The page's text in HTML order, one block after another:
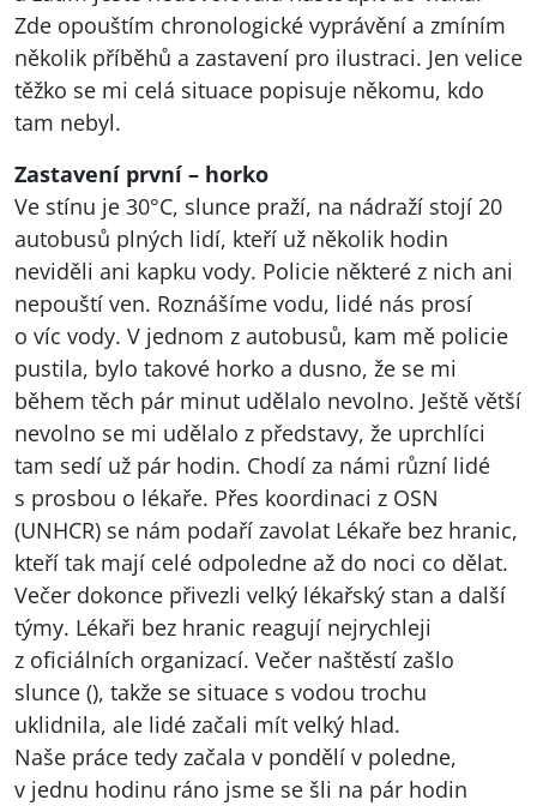
Zde opouštím chronologické vyprávění a zmíním
několik příběhů a zastavení pro ilustraci. Jen velice
těžko se mi celá situace popisuje někomu, kdo
tam nebyl.
Zastavení první – horko
Ve stínu je 30°C, slunce praží, na nádraží stojí 20
autobusů plných lidí, kteří už několik hodin
neviděli ani kapku vody. Policie některé z nich ani
nepouští ven. Roznášíme vodu, lidé nás prosí
o víc vody. V jednom z autobusů, kam mě policie
pustila, bylo takové horko a dusno, že se mi
během těch pár minut udělalo nevolno. Ještě větší
nevolno se mi udělalo z představy, že uprchlíci
tam sedí už pár hodin. Chodí za námi různí lidé
s prosbou o lékaře. Přes koordinaci z OSN
(UNHCR) se nám podaří zavolat Lékaře bez hranic,
kteří tak mají celé odpoledne až do noci co dělat.
Večer dokonce přivezli velký lékařský stan a další
týmy. Lékaři bez hranic reagují nejrychleji
z oficiálních organizací. Večer naštěstí zašlo
slunce (), takže se situace s vodou trochu
uklidnila, ale lidé začali mít velký hlad.
Naše práce tedy začala v pondělí v poledne,
v jednu hodinu ráno jsme se šli na pár hodin